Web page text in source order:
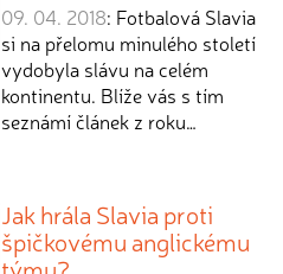
09. 04. 2018: Fotbalová Slavia
si na přelomu minulého století
vydobyla slávu na celém
kontinentu. Blíže vás s tím
seznámí článek z roku…
Jak hrála Slavia proti
špičkovému anglickému